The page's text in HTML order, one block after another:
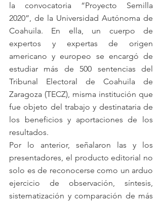
la convocatoria “Proyecto Semilla
2020”, de la Universidad Autónoma de
Coahuila. En ella, un cuerpo de
expertos y expertas de origen
americano y europeo se encargó de
estudiar más de 500 sentencias del
Tribunal Electoral de Coahuila de
Zaragoza (TECZ), misma institución que
fue objeto del trabajo y destinataria de
los beneficios y aportaciones de los
resultados.
Por lo anterior, señalaron las y los
presentadores, el producto editorial no
solo es de reconocerse como un arduo
ejercicio de observación, síntesis,
sistematización y comparación de más